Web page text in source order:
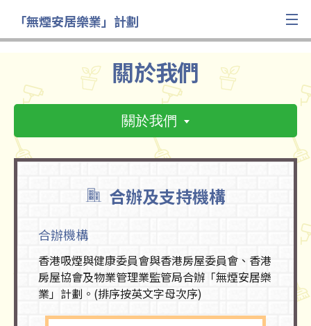
「無煙安居樂業」計劃
關於我們
關於我們
合辦及支持機構
合辦機構
香港吸煙與健康委員會與香港房屋委員會、香港
房屋協會及物業管理業監管局合辦「無煙安居樂
業」計劃。(排序按英文字母次序)